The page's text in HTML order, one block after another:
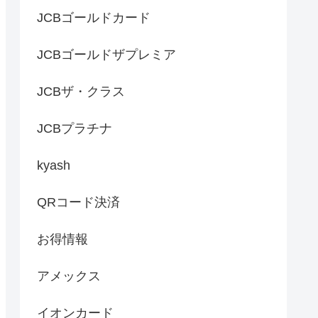
JCBゴールドカード
JCBゴールドザプレミア
JCBザ・クラス
JCBプラチナ
kyash
QRコード決済
お得情報
アメックス
イオンカード